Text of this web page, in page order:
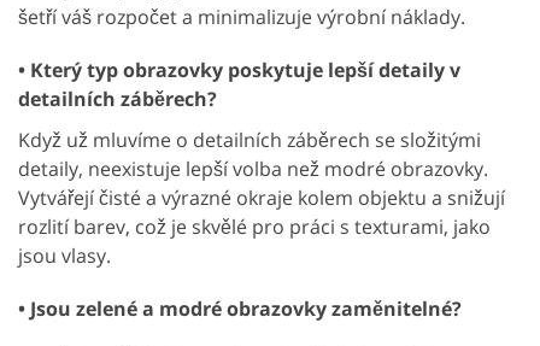
šetří váš rozpočet a minimalizuje výrobní náklady.
• Který typ obrazovky poskytuje lepší detaily v
detailních záběrech?
Když už mluvíme o detailních záběrech se složitými
detaily, neexistuje lepší volba než modré obrazovky.
Vytvářejí čisté a výrazné okraje kolem objektu a snižují
rozlití barev, což je skvělé pro práci s texturami, jako
jsou vlasy.
• Jsou zelené a modré obrazovky zaměnitelné?